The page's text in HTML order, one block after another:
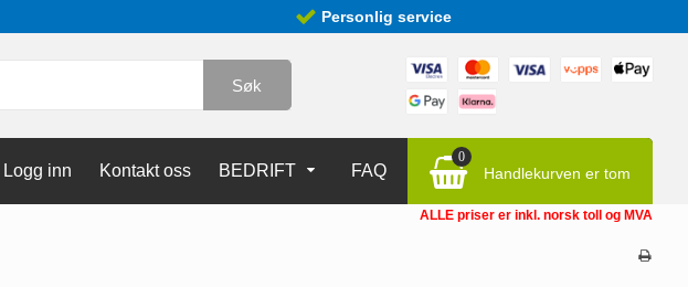
Personlig service
Søk
0
Handlekurven er tom
Logg inn Kontakt oss BEDRIFT FAQ
ALLE priser er inkl. norsk toll og MVA